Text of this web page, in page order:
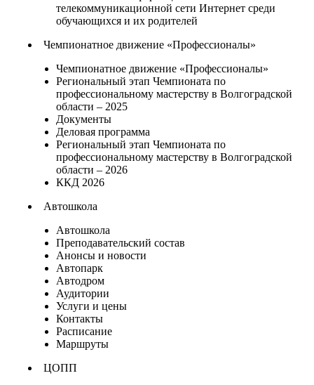
телекоммуникационной сети Интернет среди
обучающихся и их родителей
Чемпионатное движение «Профессионалы»
Чемпионатное движение «Профессионалы»
Региональный этап Чемпионата по
профессиональному мастерству в Волгоградской
области – 2025
Документы
Деловая программа
Региональный этап Чемпионата по
профессиональному мастерству в Волгоградской
области – 2026
ККД 2026
Автошкола
Автошкола
Преподавательский состав
Анонсы и новости
Автопарк
Автодром
Аудитории
Услуги и цены
Контакты
Расписание
Маршруты
ЦОПП